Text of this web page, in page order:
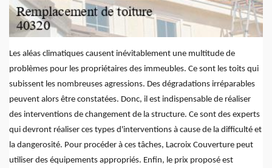
Les aléas climatiques causent inévitablement une multitude de
problèmes pour les propriétaires des immeubles. Ce sont les toits qui
subissent les nombreuses agressions. Des dégradations irréparables
peuvent alors être constatées. Donc, il est indispensable de réaliser
des interventions de changement de la structure. Ce sont des experts
qui devront réaliser ces types d'interventions à cause de la difficulté et
la dangerosité. Pour procéder à ces tâches, Lacroix Couverture peut
utiliser des équipements appropriés. Enfin, le prix proposé est